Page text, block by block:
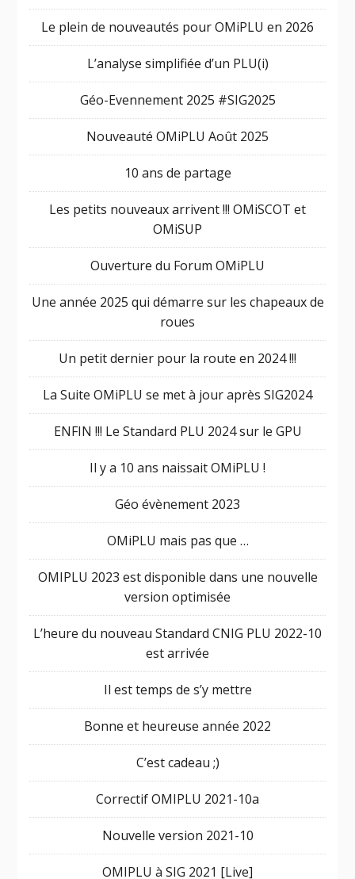
Le plein de nouveautés pour OMiPLU en 2026
L’analyse simplifiée d’un PLU(i)
Géo-Evennement 2025 #SIG2025
Nouveauté OMiPLU Août 2025
10 ans de partage
Les petits nouveaux arrivent !!! OMiSCOT et
OMiSUP
Ouverture du Forum OMiPLU
Une année 2025 qui démarre sur les chapeaux de
roues
Un petit dernier pour la route en 2024 !!!
La Suite OMiPLU se met à jour après SIG2024
ENFIN !!! Le Standard PLU 2024 sur le GPU
Il y a 10 ans naissait OMiPLU !
Géo évènement 2023
OMiPLU mais pas que …
OMIPLU 2023 est disponible dans une nouvelle
version optimisée
L’heure du nouveau Standard CNIG PLU 2022-10
est arrivée
Il est temps de s’y mettre
Bonne et heureuse année 2022
C’est cadeau ;)
Correctif OMIPLU 2021-10a
Nouvelle version 2021-10
OMIPLU à SIG 2021 [Live]